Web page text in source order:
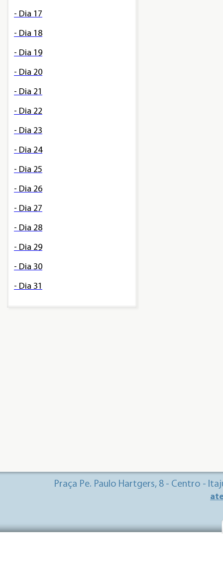
- Dia 17
- Dia 18
- Dia 19
- Dia 20
- Dia 21
- Dia 22
- Dia 23
- Dia 24
- Dia 25
- Dia 26
- Dia 27
- Dia 28
- Dia 29
- Dia 30
- Dia 31
Praça Pe. Paulo Hartgers, 8 - Centro -